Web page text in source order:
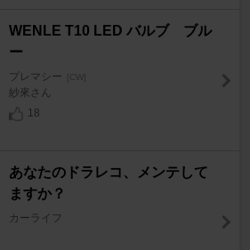
WENLE T10 LED バルブ ブル
ー
プレマシー [CW]
紗來さん
18
あなたのドラレコ、メンテして
ますか？
カーライフ